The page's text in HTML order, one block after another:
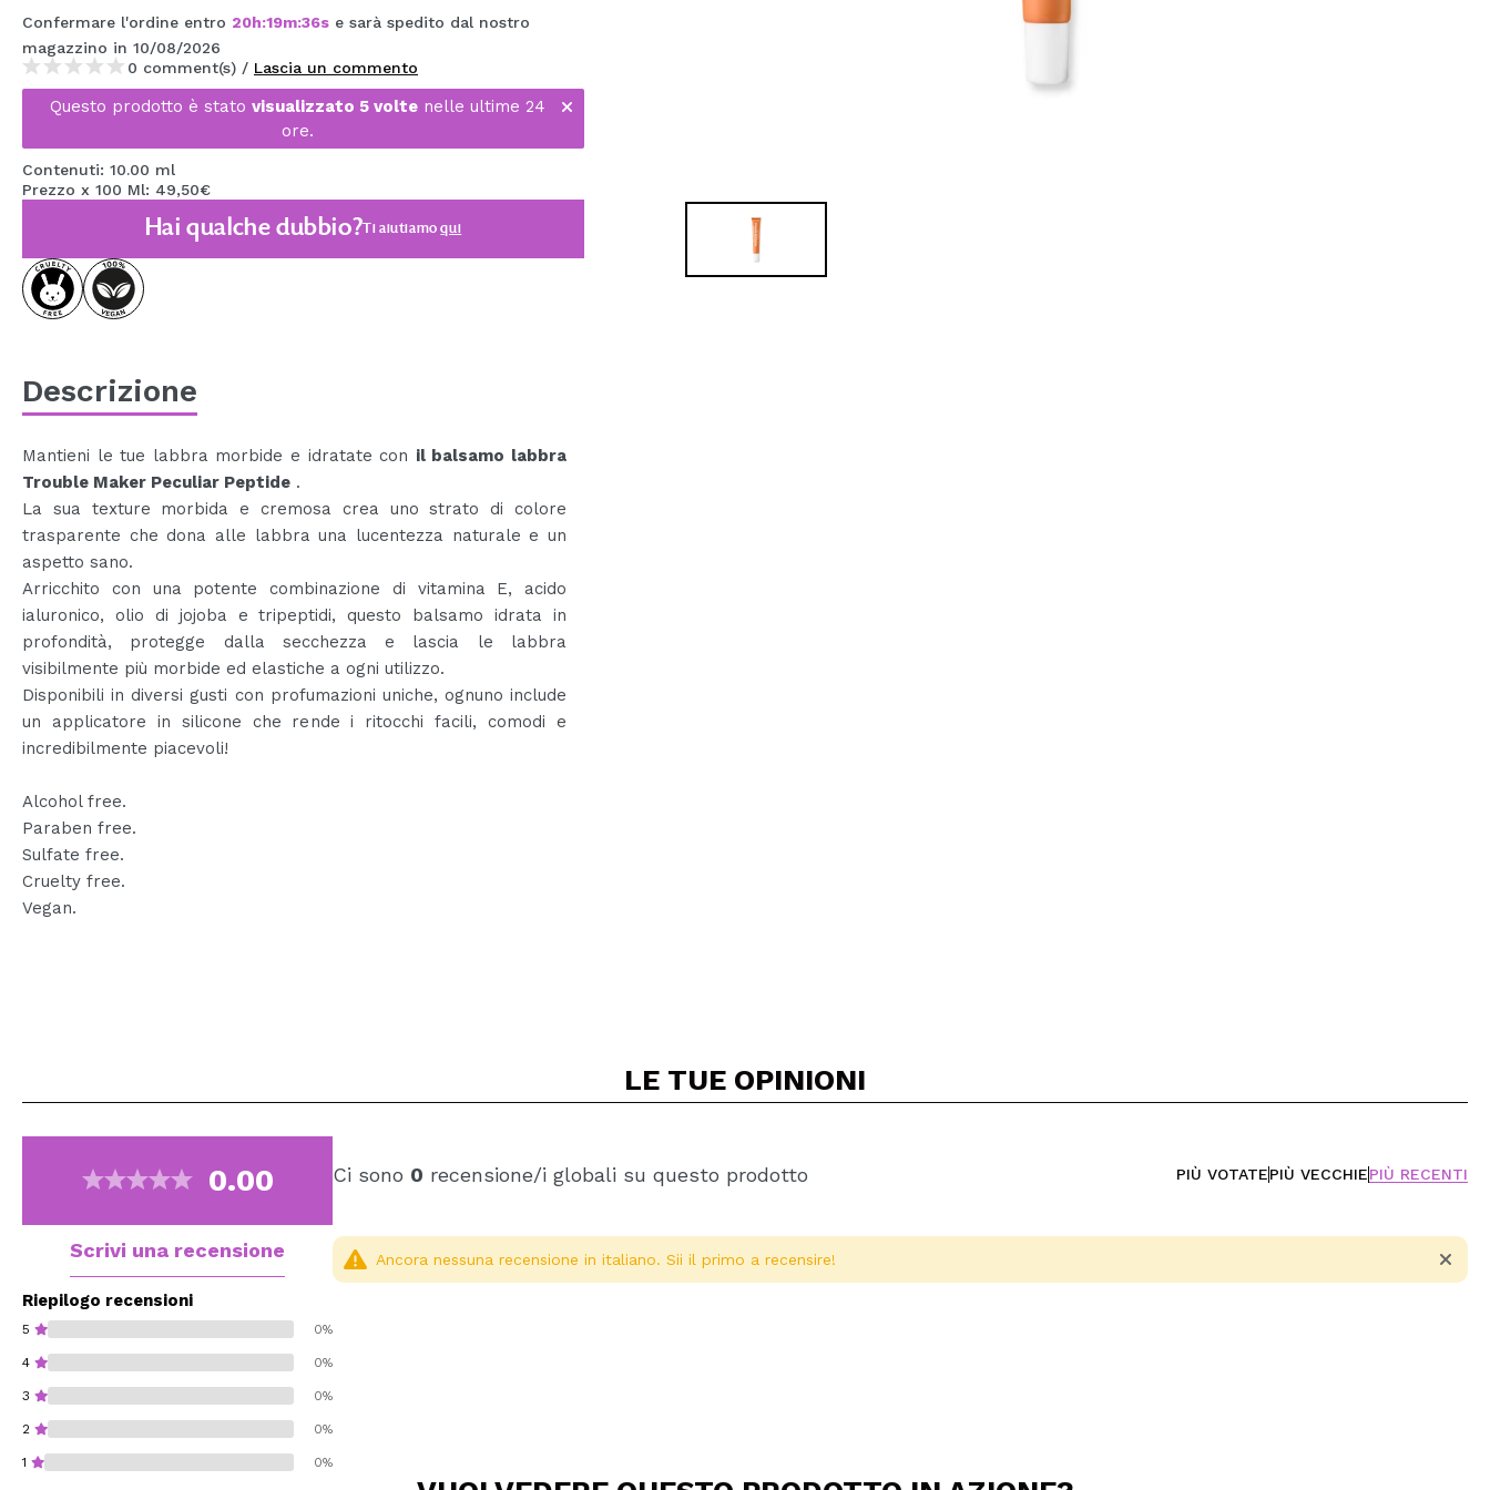
MAQUIFARMA
KOREA ZONE
TRAVEL SIZE
NATURE
SPECIALE
OUTLET
SONO TORNATI!
BLOG
Confermare l'ordine entro 20h:19m:36s e sarà spedito dal nostro
magazzino in 10/08/2026
0 comment(s) / Lascia un commento
Questo prodotto è stato visualizzato 5 volte nelle ultime 24
ore.
Contenuti: 10.00 ml
Prezzo x 100 Ml: 49,50€
Hai qualche dubbio?Ti aiutiamoqui
Descrizione
Mantieni le tue labbra morbide e idratate con il balsamo labbra
Trouble Maker Peculiar Peptide .
La sua texture morbida e cremosa crea uno strato di colore
trasparente che dona alle labbra una lucentezza naturale e un
aspetto sano.
Arricchito con una potente combinazione di vitamina E, acido
ialuronico, olio di jojoba e tripeptidi, questo balsamo idrata in
profondità, protegge dalla secchezza e lascia le labbra
visibilmente più morbide ed elastiche a ogni utilizzo.
Disponibili in diversi gusti con profumazioni uniche, ognuno include
un applicatore in silicone che rende i ritocchi facili, comodi e
incredibilmente piacevoli!
Alcohol free.
Paraben free.
Sulfate free.
Cruelty free.
Vegan.
LE TUE OPINIONI
0.00
Scrivi una recensione
Riepilogo recensioni
5 0%
4 0%
3 0%
2 0%
1 0%
Ci sono 0 recensione/i globali su questo prodotto PIÙ VOTATEPIÙ VECCHIEPIÙ RECENTI
Ancora nessuna recensione in italiano. Sii il primo a recensire!